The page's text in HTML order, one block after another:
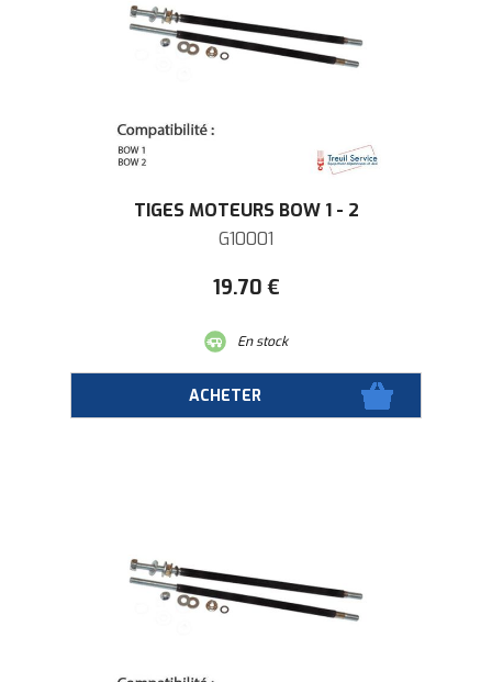
TIGES MOTEURS BOW 1 - 2
G10001
19.70 €
En stock